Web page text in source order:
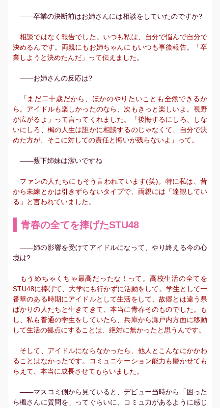
――卒業の決断前はお姉さんには相談をしていたのですか?
相談ではなく報告でした。いつも私は、自分で悩んで自分で
決めるんです。両親にもお姉ちゃんにもいつも事後報告。「卒
業しようと決めたんだ」って伝えました。
――お姉さんの反応は?
「まだ二十歳だから、ほかのやりたいことも全然できるか
ら。アイドルも楽しかったのなら、次もきっと楽しいよ。視野
が広がるよ」って言ってくれました。「後悔するにしろ、しな
いにしろ、楓の人生は誰かに相談するのじゃなくて、自分で決
めた方が、そこに対しての責任と悔いが残らないよ」って。
――薮下姉妹は潔いですね
ファンの人たちにもそう言われています(笑)。特に私は、昔
から未練とかは引きずらないタイプで、両親には「達観してい
る」と言われていました。
青春の全てを捧げたSTU48
――姉の影響を受けてアイドルになって、やり終える今の心
境は?
もうめちゃくちゃ最高だったな ! って。高校生活の全てを
STU48に捧げて、大学にも行かずに活動をして。学生として一
番華のある時期にアイドルとして生活をして、故郷とは違う県
ばかりの人たちと生きてきて、本当に青春そのものでした。も
し、私も普通の学生をしていたら、兵庫から瀬戸内方面に移動
して生活の拠点にすることは、絶対に無かったと思うんです。
そして、アイドルにならなかったら、他人とこんなにかかわ
ることはなかったです。コミュニケーション能力も磨かせても
らえて、本当に成長させてもらいました。
――マスコミ側から見ていると、デビュー当時から「困った
ら楓さんに質問を」ってぐらいに、コミュ力があるように感じ